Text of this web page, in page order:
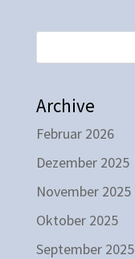
Archive
Februar 2026
Dezember 2025
November 2025
Oktober 2025
September 2025